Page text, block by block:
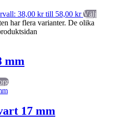
38,00 kr till 58,00 kr Välj
har flera varianter. De olika
mm
17 mm